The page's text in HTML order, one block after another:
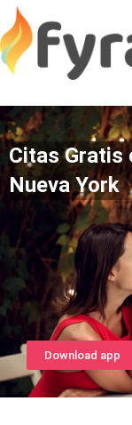
Citas Gratis
Nueva York
Download app